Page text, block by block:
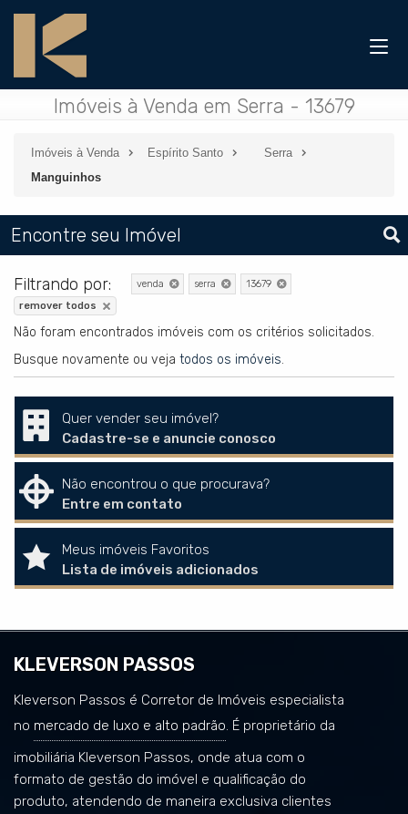
Imóveis à Venda em Serra - 13679
Imóveis à Venda Espírito Santo
Serra
Manguinhos
Encontre seu Imóvel
Filtrando por: venda serra
13679
remover todos
Não foram encontrados imóveis com os critérios solicitados.
Busque novamente ou veja todos os imóveis.
Quer vender seu imóvel?
Cadastre-se e anuncie conosco
Não encontrou o que procurava?
Entre em contato
Meus imóveis Favoritos
Lista de imóveis adicionados
KLEVERSON PASSOS
Kleverson Passos é Corretor de Imóveis especialista
no mercado de luxo e alto padrão. É proprietário da
imobiliária Kleverson Passos, onde atua com o
formato de gestão do imóvel e qualificação do
produto, atendendo de maneira exclusiva clientes